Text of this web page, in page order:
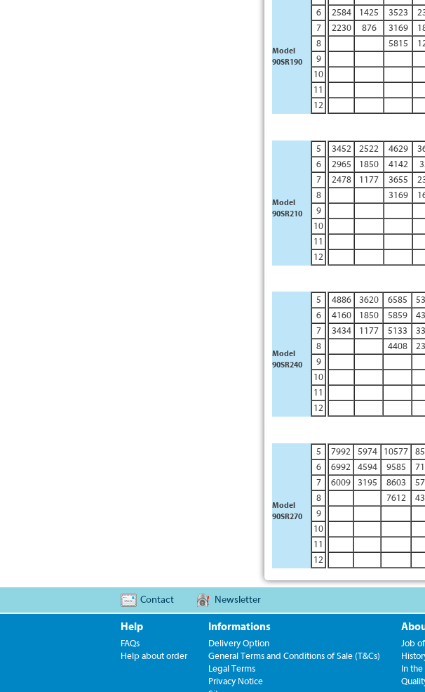
Model
90SR190
6
7
8
9
10
11
12
2584
1425 3523
2230
876 3169
5815
Model
90SR210
5
6
7
8
9
10
11
12
3452 2522 4629
2965
1850 4142
2478
1177 3655
3169
Model
90SR240
5
6
7
8
9
10
11
12
4886 3620 6585
4160
1850 5859
3434
1177 5133
4408
Model
90SR270
5
6
7
8
9
10
11
12
7992 5974 10577
6992
4594 9585
6009
3195 8603
7612
Contact Newsletter
Help
FAQs
Help about order
Informations
Delivery Option
General Terms and Conditions of Sale (T&Cs)
Legal Terms
Privacy Notice
Job
In the